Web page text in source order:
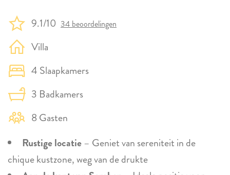
9.1/10 34 beoordelingen
Villa
4 Slaapkamers
3 Badkamers
8 Gasten
Rustige locatie – Geniet van sereniteit in de
chique kustzone, weg van de drukte